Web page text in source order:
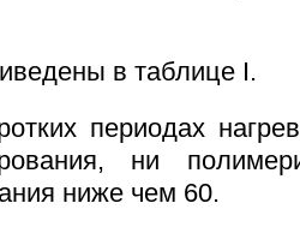
в таблице I.
периодах
ни
ниже чем 60.